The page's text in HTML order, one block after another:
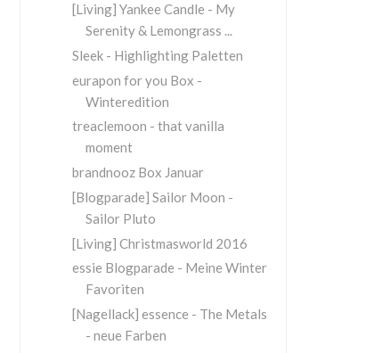
[Living] Yankee Candle - My
Serenity & Lemongrass ...
Sleek - Highlighting Paletten
eurapon for you Box -
Winteredition
treaclemoon - that vanilla
moment
brandnooz Box Januar
[Blogparade] Sailor Moon -
Sailor Pluto
[Living] Christmasworld 2016
essie Blogparade - Meine Winter
Favoriten
[Nagellack] essence - The Metals
- neue Farben